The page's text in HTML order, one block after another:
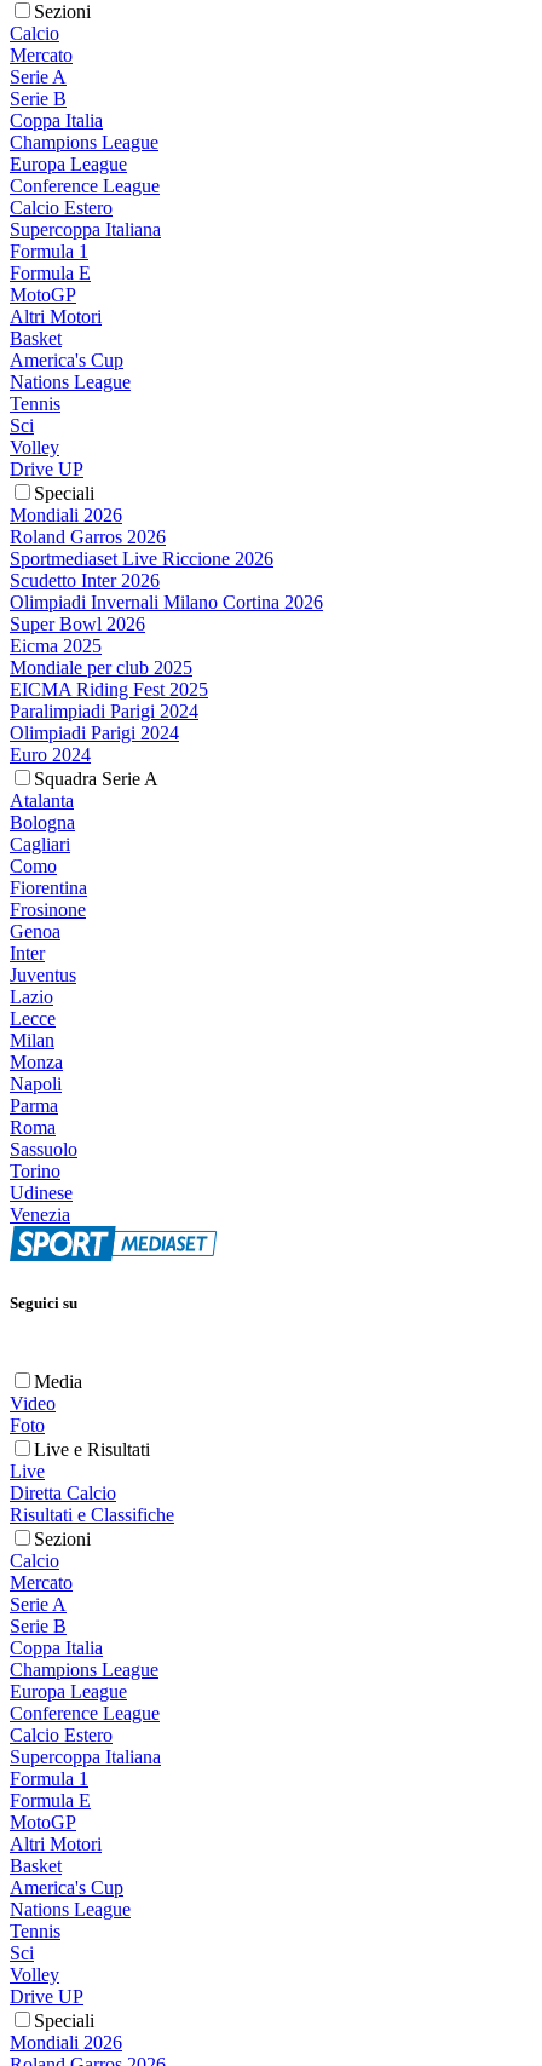
Sezioni
Calcio
Mercato
Serie A
Serie B
Coppa Italia
Champions League
Europa League
Conference League
Calcio Estero
Supercoppa Italiana
Formula 1
Formula E
MotoGP
Altri Motori
Basket
America's Cup
Nations League
Tennis
Sci
Volley
Drive UP
Speciali
Mondiali 2026
Roland Garros 2026
Sportmediaset Live Riccione 2026
Scudetto Inter 2026
Olimpiadi Invernali Milano Cortina 2026
Super Bowl 2026
Eicma 2025
Mondiale per club 2025
EICMA Riding Fest 2025
Paralimpiadi Parigi 2024
Olimpiadi Parigi 2024
Euro 2024
Squadra Serie A
Atalanta
Bologna
Cagliari
Como
Fiorentina
Frosinone
Genoa
Inter
Juventus
Lazio
Lecce
Milan
Monza
Napoli
Parma
Roma
Sassuolo
Torino
Udinese
Venezia
Seguici su
Media
Video
Foto
Live e Risultati
Live
Diretta Calcio
Risultati e Classifiche
Sezioni
Calcio
Mercato
Serie A
Serie B
Coppa Italia
Champions League
Europa League
Conference League
Calcio Estero
Supercoppa Italiana
Formula 1
Formula E
MotoGP
Altri Motori
Basket
America's Cup
Nations League
Tennis
Sci
Volley
Drive UP
Speciali
Mondiali 2026